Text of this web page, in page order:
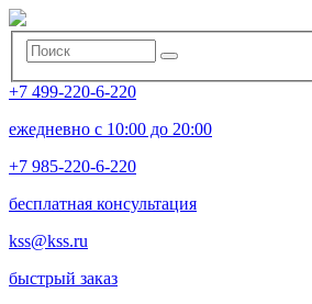
+7 499-220-6-220
ежедневно с 10:00 до 20:00
+7 985-220-6-220
бесплатная консультация
kss@kss.ru
быстрый заказ